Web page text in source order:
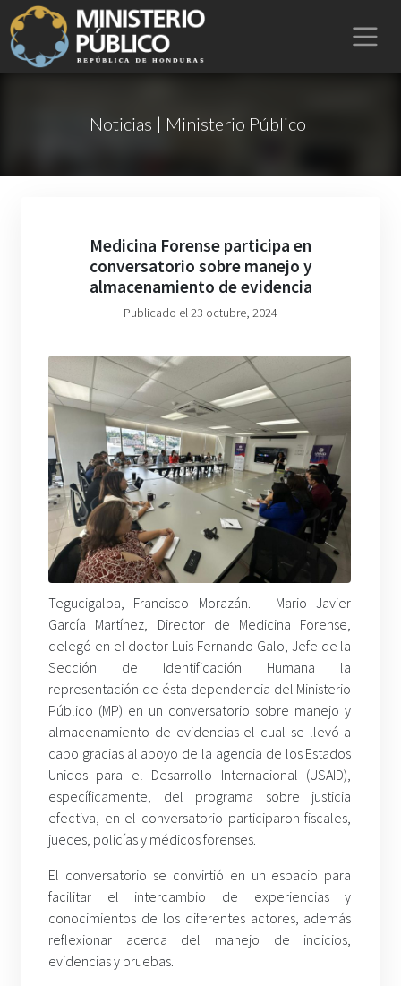
Noticias | Ministerio Público
Medicina Forense participa en
conversatorio sobre manejo y
almacenamiento de evidencia
Publicado el 23 octubre, 2024
Tegucigalpa, Francisco Morazán. – Mario Javier
García Martínez, Director de Medicina Forense,
delegó en el doctor Luis Fernando Galo, Jefe de la
Sección de Identificación Humana la
representación de ésta dependencia del Ministerio
Público (MP) en un conversatorio sobre manejo y
almacenamiento de evidencias el cual se llevó a
cabo gracias al apoyo de la agencia de los Estados
Unidos para el Desarrollo Internacional (USAID),
específicamente, del programa sobre justicia
efectiva, en el conversatorio participaron fiscales,
jueces, policías y médicos forenses.
El conversatorio se convirtió en un espacio para
facilitar el intercambio de experiencias y
conocimientos de los diferentes actores, además
reflexionar acerca del manejo de indicios,
evidencias y pruebas.